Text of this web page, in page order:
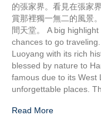
的張家界。看見在張家
賞那裡獨一無二的風景
間天堂。 A big
chances to go
Luoyang with its rich
blessed by nature to
famous due to its West
unforgettable places.
Read More